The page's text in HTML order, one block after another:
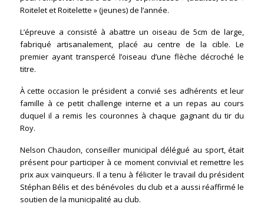
Roitelet et Roitelette » (jeunes) de l’année.
L’épreuve a consisté à abattre un oiseau de 5cm de large,
fabriqué artisanalement, placé au centre de la cible. Le
premier ayant transpercé l’oiseau d’une flèche décroché le
titre.
À cette occasion le président a convié ses adhérents et leur
famille à ce petit challenge interne et a un repas au cours
duquel il a remis les couronnes à chaque gagnant du tir du
Roy.
Nelson Chaudon, conseiller municipal délégué au sport, était
présent pour participer à ce moment convivial et remettre les
prix aux vainqueurs. Il a tenu à féliciter le travail du président
Stéphan Bélis et des bénévoles du club et a aussi réaffirmé le
soutien de la municipalité au club.